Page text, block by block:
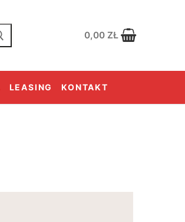
0,00 ZŁ
LEASING KONTAKT